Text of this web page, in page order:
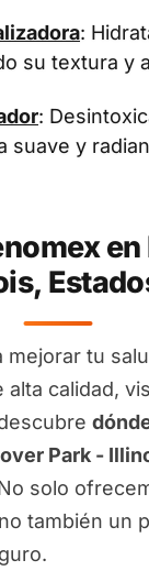
:
su textura y
:
suave y
mejorar tu
calidad,
Park -
solo
también un